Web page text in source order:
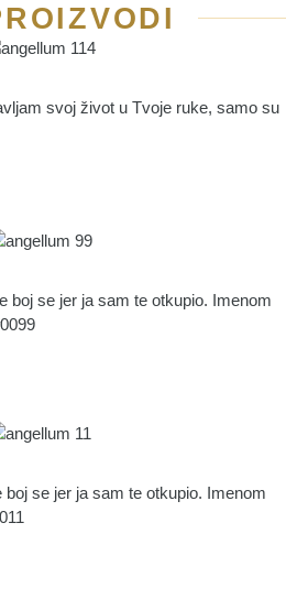
svoj život u Tvoje ruke, samo su
boj se jer ja sam te otkupio. Imenom
se jer ja sam te otkupio. Imenom